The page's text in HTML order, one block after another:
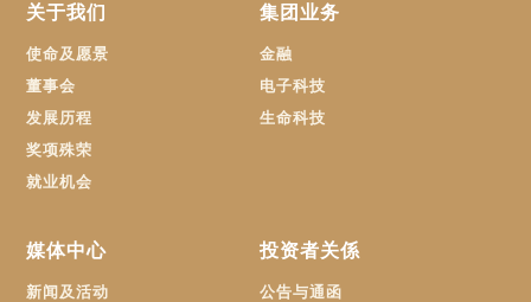
关于我们
使命及愿景
董事会
发展历程
奖项殊荣
就业机会
集团业务
金融
电子科技
生命科技
媒体中心
新闻及活动
投资者关係
公告与通函